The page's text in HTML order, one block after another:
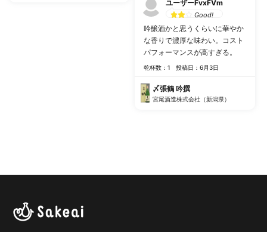
ユーザーFvxFVm
Good!
吟醸酒かと思うくらいに華やか
な香りで濃厚な味わい。コスト
パフォーマンスが高すぎる。
乾杯数：1 投稿日：6月3日
〆張鶴 吟撰
宮尾酒造株式会社（新潟県）